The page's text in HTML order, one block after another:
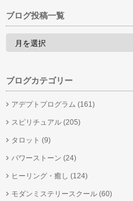
ブログ投稿一覧
ブログカテゴリー
アデプトプログラム (161)
スピリチュアル (205)
タロット (9)
パワーストーン (24)
ヒーリング・癒し (124)
モダンミステリースクール (60)